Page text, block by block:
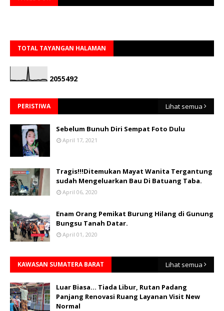
TOTAL TAYANGAN HALAMAN
2055492
PERISTIWA Lihat semua
Sebelum Bunuh Diri Sempat Foto Dulu
April 17, 2021
Tragis!!!Ditemukan Mayat Wanita Tergantung
sudah Mengeluarkan Bau Di Batuang Taba.
April 06, 2020
Enam Orang Pemikat Burung Hilang di Gunung
Bungsu Tanah Datar.
April 01, 2020
KAWASAN SUMATERA BARAT Lihat semua
Luar Biasa... Tiada Libur, Rutan Padang
Panjang Renovasi Ruang Layanan Visit New
Normal